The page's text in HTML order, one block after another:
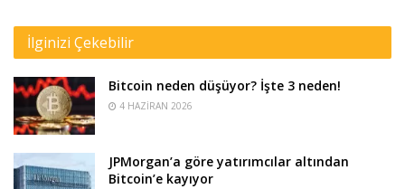
İlginizi Çekebilir
Bitcoin neden düşüyor? İşte 3 neden!
4 HAZIRAN 2026
JPMorgan’a göre yatırımcılar altından
Bitcoin’e kayıyor